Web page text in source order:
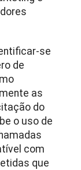
se
de
as
do
o uso de
com
que